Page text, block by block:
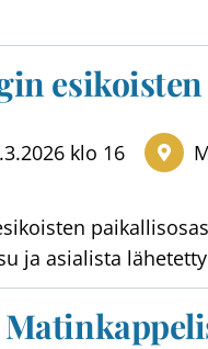
klo 16
ja asialista